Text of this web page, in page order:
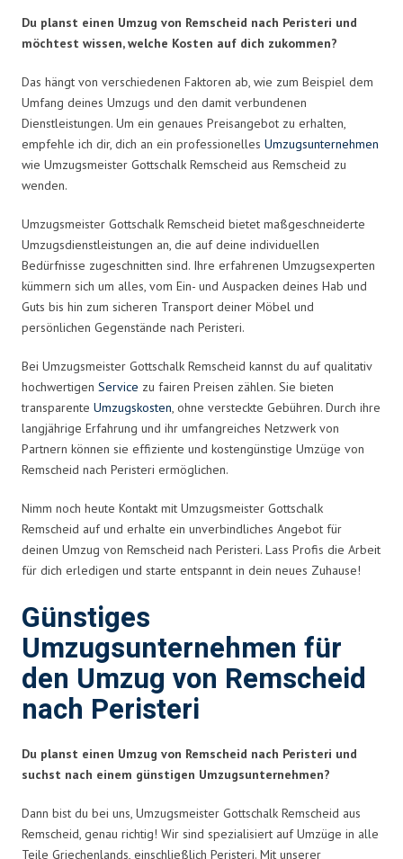
Du planst einen Umzug von Remscheid nach Peristeri und
möchtest wissen, welche Kosten auf dich zukommen?
Das hängt von verschiedenen Faktoren ab, wie zum Beispiel dem
Umfang deines Umzugs und den damit verbundenen
Dienstleistungen. Um ein genaues Preisangebot zu erhalten,
empfehle ich dir, dich an ein professionelles Umzugsunternehmen
wie Umzugsmeister Gottschalk Remscheid aus Remscheid zu
wenden.
Umzugsmeister Gottschalk Remscheid bietet maßgeschneiderte
Umzugsdienstleistungen an, die auf deine individuellen
Bedürfnisse zugeschnitten sind. Ihre erfahrenen Umzugsexperten
kümmern sich um alles, vom Ein- und Auspacken deines Hab und
Guts bis hin zum sicheren Transport deiner Möbel und
persönlichen Gegenstände nach Peristeri.
Bei Umzugsmeister Gottschalk Remscheid kannst du auf qualitativ
hochwertigen Service zu fairen Preisen zählen. Sie bieten
transparente Umzugskosten, ohne versteckte Gebühren. Durch ihre
langjährige Erfahrung und ihr umfangreiches Netzwerk von
Partnern können sie effiziente und kostengünstige Umzüge von
Remscheid nach Peristeri ermöglichen.
Nimm noch heute Kontakt mit Umzugsmeister Gottschalk
Remscheid auf und erhalte ein unverbindliches Angebot für
deinen Umzug von Remscheid nach Peristeri. Lass Profis die Arbeit
für dich erledigen und starte entspannt in dein neues Zuhause!
Günstiges
Umzugsunternehmen für
den Umzug von Remscheid
nach Peristeri
Du planst einen Umzug von Remscheid nach Peristeri und
suchst nach einem günstigen Umzugsunternehmen?
Dann bist du bei uns, Umzugsmeister Gottschalk Remscheid aus
Remscheid, genau richtig! Wir sind spezialisiert auf Umzüge in alle
Teile Griechenlands, einschließlich Peristeri. Mit unserer